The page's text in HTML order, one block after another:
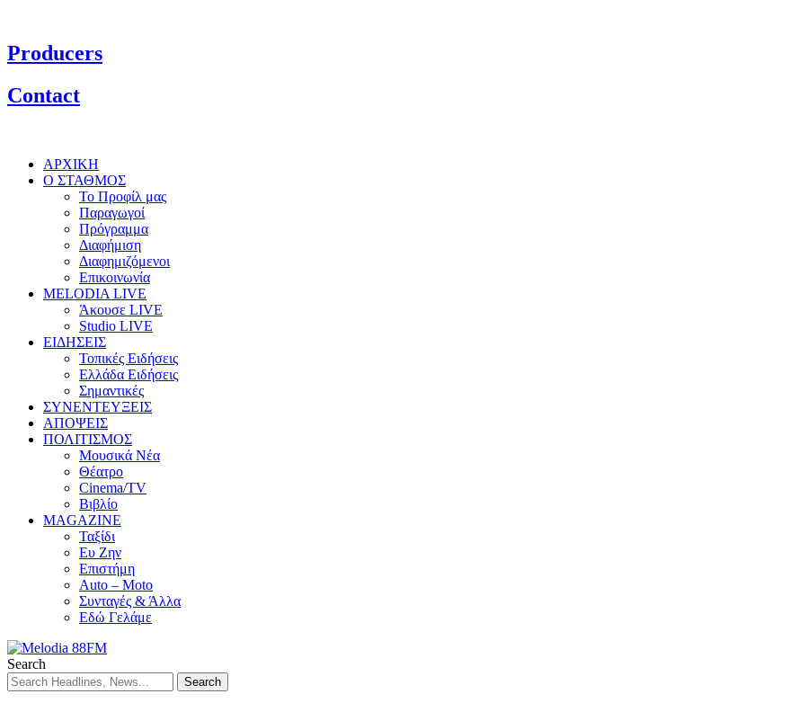
Producers
Contact
ΑΡΧΙΚΗ
Ο ΣΤΑΘΜΟΣ
Το Προφίλ μας
Παραγωγοί
Πρόγραμμα
Διαφήμιση
Διαφημιζόμενοι
Επικοινωνία
MELODIA LIVE
Άκουσε LIVE
Studio LIVE
ΕΙΔΗΣΕΙΣ
Τοπικές Ειδήσεις
Ελλάδα Ειδήσεις
Σημαντικές
ΣΥΝΕΝΤΕΥΞΕΙΣ
ΑΠΟΨΕΙΣ
ΠΟΛΙΤΙΣΜΟΣ
Μουσικά Νέα
Θέατρο
Cinema/TV
Βιβλίο
MAGAZINE
Ταξίδι
Ευ Ζην
Επιστήμη
Auto – Moto
Συνταγές & Άλλα
Εδώ Γελάμε
Search